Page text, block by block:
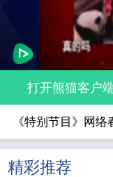
打开熊猫客户
《特别节目》网
精彩推荐